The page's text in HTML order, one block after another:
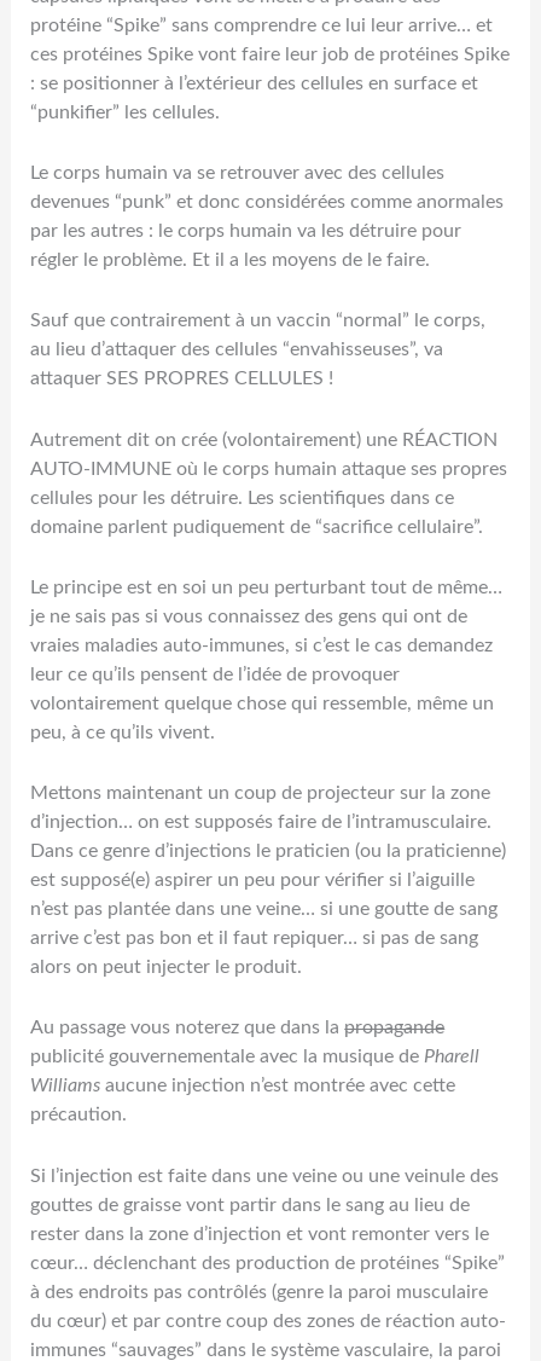
protéine “Spike” sans comprendre ce lui leur arrive… et
ces protéines Spike vont faire leur job de protéines Spike
: se positionner à l’extérieur des cellules en surface et
“punkifier” les cellules.
Le corps humain va se retrouver avec des cellules
devenues “punk” et donc considérées comme anormales
par les autres : le corps humain va les détruire pour
régler le problème. Et il a les moyens de le faire.
Sauf que contrairement à un vaccin “normal” le corps,
au lieu d’attaquer des cellules “envahisseuses”, va
attaquer SES PROPRES CELLULES !
Autrement dit on crée (volontairement) une RÉACTION
AUTO-IMMUNE où le corps humain attaque ses propres
cellules pour les détruire. Les scientifiques dans ce
domaine parlent pudiquement de “sacrifice cellulaire”.
Le principe est en soi un peu perturbant tout de même…
je ne sais pas si vous connaissez des gens qui ont de
vraies maladies auto-immunes, si c’est le cas demandez
leur ce qu’ils pensent de l’idée de provoquer
volontairement quelque chose qui ressemble, même un
peu, à ce qu’ils vivent.
Mettons maintenant un coup de projecteur sur la zone
d’injection… on est supposés faire de l’intramusculaire.
Dans ce genre d’injections le praticien (ou la praticienne)
est supposé(e) aspirer un peu pour vérifier si l’aiguille
n’est pas plantée dans une veine… si une goutte de sang
arrive c’est pas bon et il faut repiquer… si pas de sang
alors on peut injecter le produit.
Au passage vous noterez que dans lapropagande
publicité gouvernementale avec la musique de Pharell
Williams aucune injection n’est montrée avec cette
précaution.
Si l’injection est faite dans une veine ou une veinule des
gouttes de graisse vont partir dans le sang au lieu de
rester dans la zone d’injection et vont remonter vers le
cœur… déclenchant des production de protéines “Spike”
à des endroits pas contrôlés (genre la paroi musculaire
du cœur) et par contre coup des zones de réaction auto-
immunes “sauvages” dans le système vasculaire, la paroi